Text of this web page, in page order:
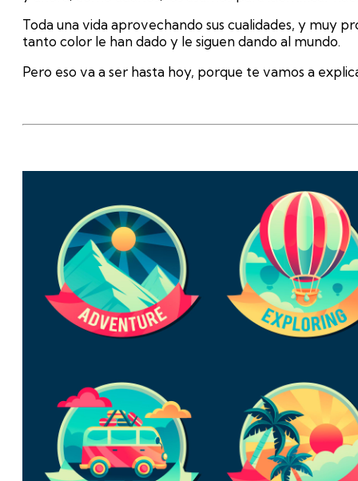
Toda una vida aprovechando sus cualidades, y muy
tanto color le han dado y le siguen dando al mundo.
Pero eso va a ser hasta hoy, porque te vamos a